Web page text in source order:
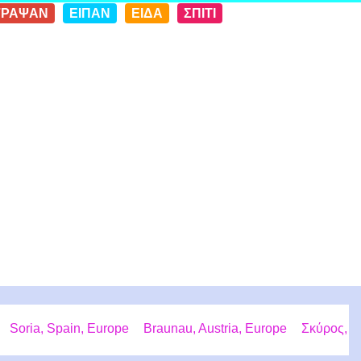
ΕΙΠΑΝ ΕΙΔΑ ΣΠΙΤΙ
Soria, Spain, Europe Braunau, Austria, Europe
Σκύρος,